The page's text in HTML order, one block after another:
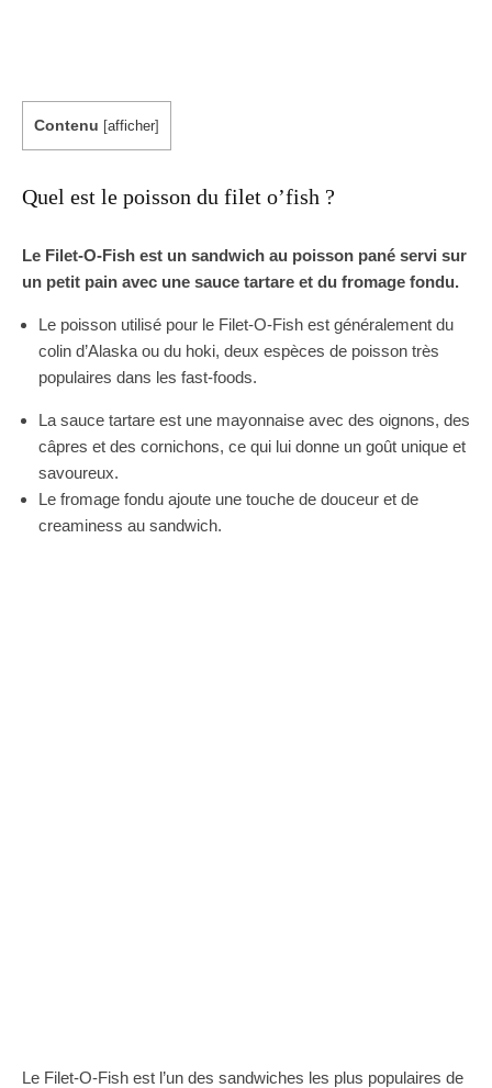
Contenu [afficher]
Quel est le poisson du filet o’fish ?
Le Filet-O-Fish est un sandwich au poisson pané servi sur
un petit pain avec une sauce tartare et du fromage fondu.
Le poisson utilisé pour le Filet-O-Fish est généralement du
colin d’Alaska ou du hoki, deux espèces de poisson très
populaires dans les fast-foods.
La sauce tartare est une mayonnaise avec des oignons, des
câpres et des cornichons, ce qui lui donne un goût unique et
savoureux.
Le fromage fondu ajoute une touche de douceur et de
creaminess au sandwich.
Le Filet-O-Fish est l’un des sandwiches les plus populaires de